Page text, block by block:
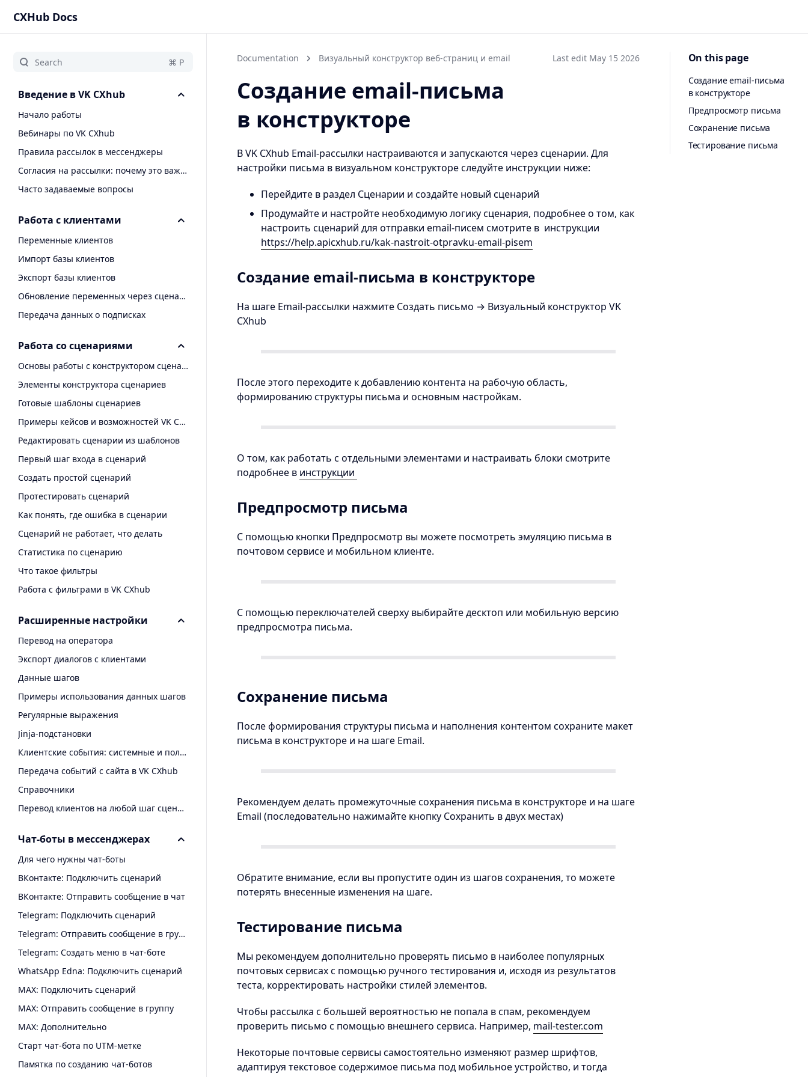
CXHub Docs
Введение в VK CXhub
Начало работы
Вебинары по VK CXhub
Правила рассылок в мессенджеры
Согласия на рассылки: почему это важно
Часто задаваемые вопросы
Работа с клиентами
Переменные клиентов
Импорт базы клиентов
Экспорт базы клиентов
Обновление переменных через сценарий
Передача данных о подписках
Работа со сценариями
Основы работы с конструктором сценариев
Элементы конструктора сценариев
Готовые шаблоны сценариев
Примеры кейсов и возможностей VK CXhub
Редактировать сценарии из шаблонов
Первый шаг входа в сценарий
Создать простой сценарий
Протестировать сценарий
Как понять, где ошибка в сценарии
Сценарий не работает, что делать
Статистика по сценарию
Что такое фильтры
Работа с фильтрами в VK CXhub
Расширенные настройки
Перевод на оператора
Экспорт диалогов с клиентами
Данные шагов
Примеры использования данных шагов
Регулярные выражения
Jinja-подстановки
Клиентские события: системные и пользовательские
Передача событий с сайта в VK CXhub
Справочники
Перевод клиентов на любой шаг сценария
Чат-боты в мессенджерах
Для чего нужны чат-боты
ВКонтакте: Подключить сценарий
ВКонтакте: Отправить сообщение в чат
Telegram: Подключить сценарий
Telegram: Отправить сообщение в группу с помощью чат-бота
Telegram: Создать меню в чат-боте
WhatsApp Edna: Подключить сценарий
MAX: Подключить сценарий
MAX: Отправить сообщение в группу
MAX: Дополнительно
Старт чат-бота по UTM-метке
Памятка по созданию чат-ботов
Documentation Визуальный конструктор веб-страниц и email Last edit May 15 2026
Создание email-письма
в конструкторе
В VK CXhub Email-рассылки настраиваются и запускаются через сценарии. Для
настройки письма в визуальном конструкторе следуйте инструкции ниже:
Перейдите в раздел Сценарии и создайте новый сценарий
Продумайте и настройте необходимую логику сценария, подробнее о том, как
настроить сценарий для отправки email-писем смотрите в инструкции
https://help.apicxhub.ru/kak-nastroit-otpravku-email-pisem
Создание email-письма в конструкторе
На шаге Email-рассылки нажмите Создать письмо → Визуальный конструктор VK
CXhub
После этого переходите к добавлению контента на рабочую область,
формированию структуры письма и основным настройкам.
О том, как работать с отдельными элементами и настраивать блоки смотрите
подробнее в инструкции
Предпросмотр письма
С помощью кнопки Предпросмотр вы можете посмотреть эмуляцию письма в
почтовом сервисе и мобильном клиенте.
С помощью переключателей сверху выбирайте десктоп или мобильную версию
предпросмотра письма.
Сохранение письма
После формирования структуры письма и наполнения контентом сохраните макет
письма в конструкторе и на шаге Email.
Рекомендуем делать промежуточные сохранения письма в конструкторе и на шаге
Email (последовательно нажимайте кнопку Сохранить в двух местах)
Обратите внимание, если вы пропустите один из шагов сохранения, то можете
потерять внесенные изменения на шаге.
Тестирование письма
Мы рекомендуем дополнительно проверять письмо в наиболее популярных
почтовых сервисах с помощью ручного тестирования и, исходя из результатов
теста, корректировать настройки стилей элементов.
Чтобы рассылка с большей вероятностью не попала в спам, рекомендуем
проверить письмо с помощью внешнего сервиса. Например, mail-tester.com
Некоторые почтовые сервисы самостоятельно изменяют размер шрифтов,
адаптируя текстовое содержимое письма под мобильное устройство, и тогда
On this page
Создание email-письма
в конструкторе
Предпросмотр письма
Сохранение письма
Тестирование письма